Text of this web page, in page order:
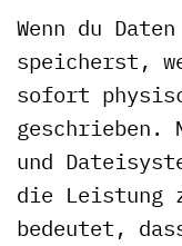
Wenn du
speicherst,
sofort
geschrieben.
und
die Leistung
bedeutet,